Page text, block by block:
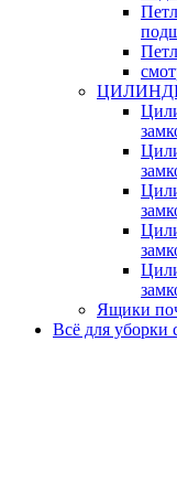
Ящики
Всё для уборки